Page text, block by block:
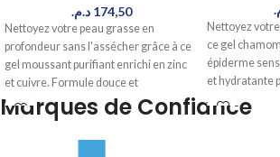
174,50 د.م.
Nettoyez votre peau grasse en
profondeur sans l'assécher grâce à ce
gel moussant purifiant enrichi en zinc
et cuivre. Formule douce et
respectueuse de l'équilibre cutané,
idéale pour les peaux mixtes à grasses.
Nettoyez
ce gel
épiderme
et hydratante
confortable.
Marques de Confiance